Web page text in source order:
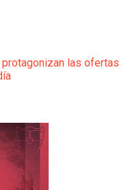
protagonizan las ofertas